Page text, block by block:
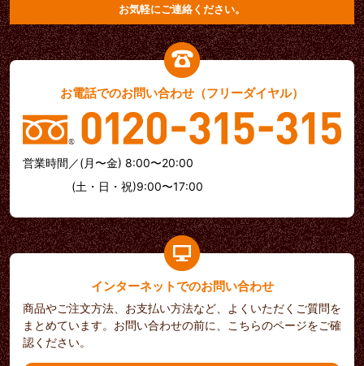
お気軽にご連絡ください。
お電話でのお問い合わせ（フリーダイヤル）
営業時間／(月〜金) 8:00〜20:00
(土・日・祝)9:00〜17:00
インターネットでのお問い合わせ
商品やご注文方法、お支払い方法など、よくいただくご質問を
まとめています。お問い合わせの前に、こちらのページをご確
認ください。